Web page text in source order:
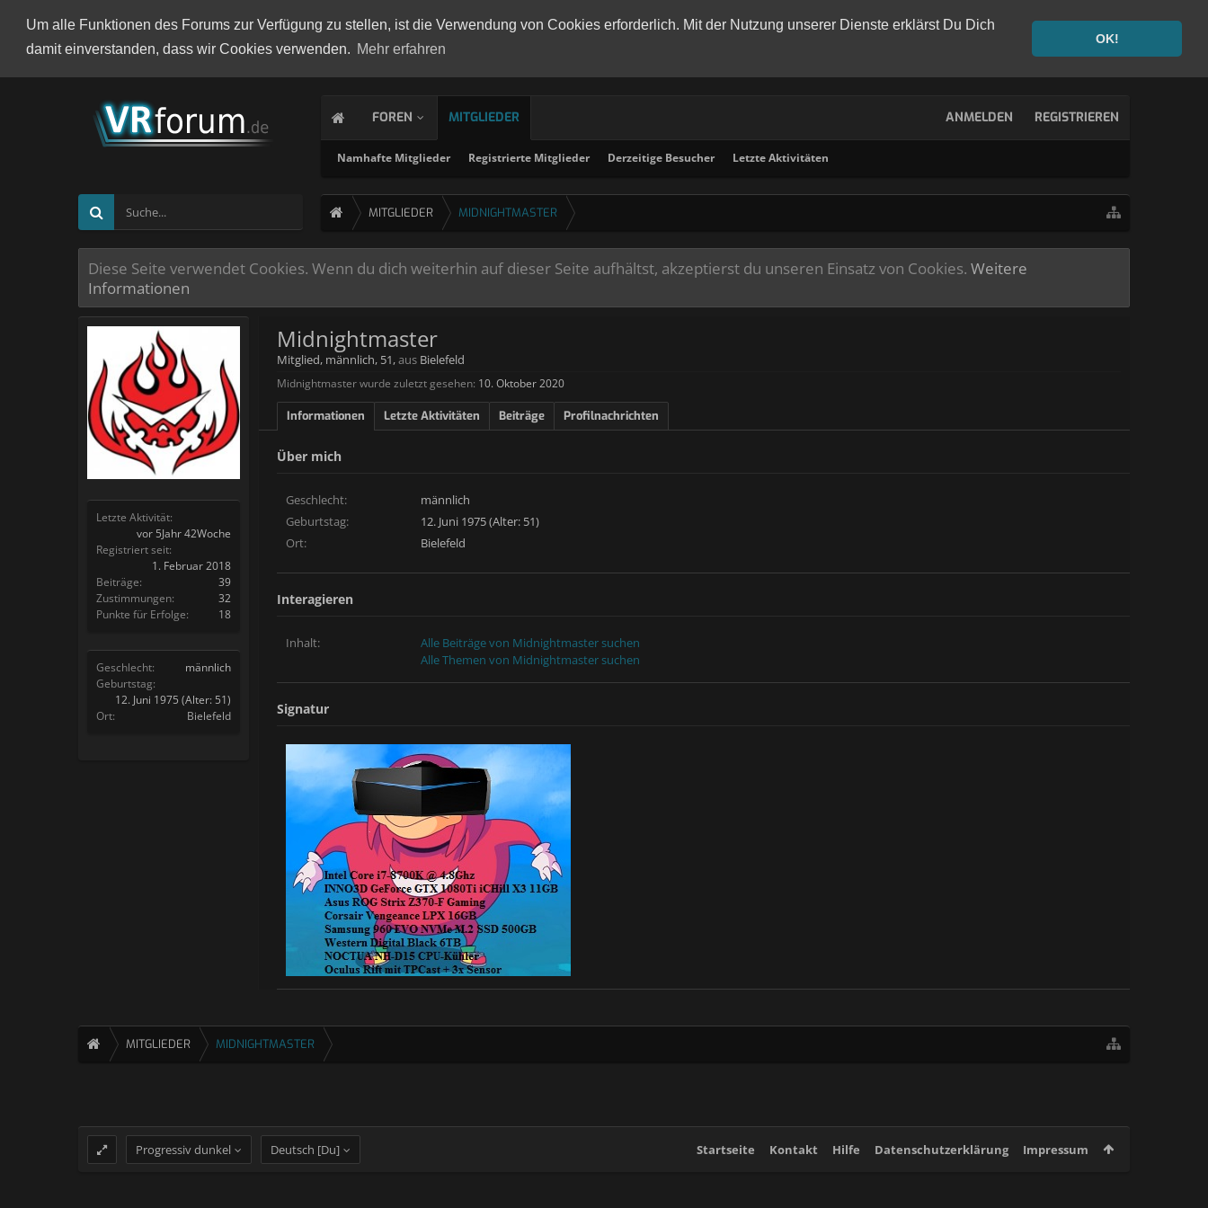
Um alle Funktionen des Forums zur Verfügung zu stellen, ist die Verwendung von Cookies erforderlich. Mit der Nutzung unserer Dienste erklärst Du Dich
damit einverstanden, dass wir Cookies verwenden. Mehr erfahren
OK!
FOREN MITGLIEDER
Namhafte Mitglieder Registrierte Mitglieder Derzeitige Besucher Letzte Aktivitäten
ANMELDEN REGISTRIEREN
MITGLIEDER MIDNIGHTMASTER
Diese Seite verwendet Cookies. Wenn du dich weiterhin auf dieser Seite aufhältst, akzeptierst du unseren Einsatz von Cookies. Weitere
Informationen
Letzte Aktivität:
vor 5Jahr 42Woche
Registriert seit:
1. Februar 2018
Beiträge:
39
Zustimmungen:
32
Punkte für Erfolge:
18
Geschlecht:
männlich
Geburtstag:
12. Juni 1975 (Alter: 51)
Ort:
Bielefeld
Midnightmaster
Mitglied, männlich, 51,aus Bielefeld
Midnightmaster wurde zuletzt gesehen: 10. Oktober 2020
Informationen Letzte Aktivitäten Beiträge Profilnachrichten
Über mich
Geschlecht:
männlich
Geburtstag:
12. Juni 1975 (Alter: 51)
Ort:
Bielefeld
Interagieren
Inhalt:
Alle Beiträge von Midnightmaster suchen
Alle Themen von Midnightmaster suchen
Signatur
MITGLIEDER MIDNIGHTMASTER
Progressiv dunkel Deutsch [Du] Startseite Kontakt Hilfe Datenschutzerklärung Impressum